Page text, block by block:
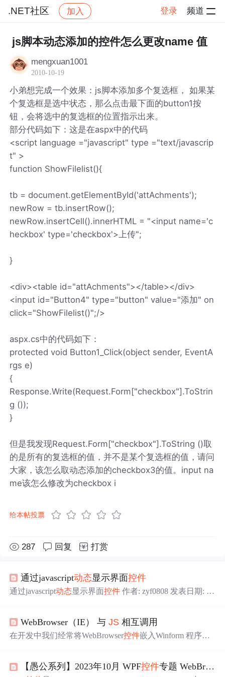
.NET社区 加入 登录 频道
社区 .NET社区 帖子详情
js脚本动态添加的控件怎么更改name 值
mengxuan1001
2010-10-19
小弟想完成一个效果：js脚本添加多个复选框， 如果某
个复选框是选中状态，那么点击最下面的button1按
钮，会将选中的复选框的位置指示出来。
部分代码如下：这是在aspx中的代码
<script language ="javascript" type ="text/javascrip
t" >
function ShowFilelist(){
tb = document.getElementById('attAchments');
newRow = tb.insertRow();
newRow.insertCell().innerHTML = "<input name='c
heckbox' type='checkbox'>上传";
}
<div><table id="attAchments"></table></div>
<input id="Button4" type="button" value="添加" on
click="ShowFilelist()";/>
aspx.cs中的代码如下：
protected void Button1_Click(object sender, EventA
rgs e)
{
Response.Write(Request.Form["checkbox"].ToStrin
g ());
}
但是我发现Request.Form["checkbox"].ToString ()取
的是所有的复选框的值，并不是某个复选框的值，请问
大家，该怎么取动态添加的checkbox3的值。input na
me该怎么修改为checkbox i
给本帖投票
287 回复 打赏
通过javascript动态显示界面控件
通过javascript动态显示界面控件 作者: zyf0808 发表日期: 20
ner = "&lt;form method=post ac...
WebBrowser（IE） 与JS 相互调用
在开发中我们经常将WebBrowser控件嵌入Winform 程序来
hromium 内核封装有Xilium.Cefglue、Cefsharp，Webkit 内核
【愚公系列】2023年10月 WPF控件专题 WebBrowser